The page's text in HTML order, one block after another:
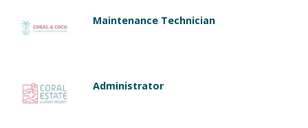
Maintenance Technician
Administrator